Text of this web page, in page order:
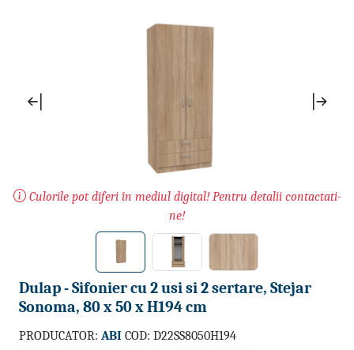
Culorile pot diferi în mediul digital! Pentru detalii contactati-
ne!
Dulap - Sifonier cu 2 usi si 2 sertare, Stejar
Sonoma, 80 x 50 x H194 cm
PRODUCATOR: ABI COD: D22SS8050H194